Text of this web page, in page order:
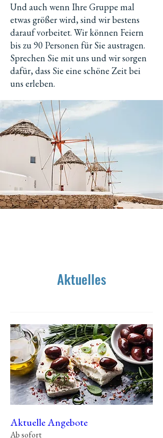
Und auch wenn Ihre Gruppe mal
etwas größer wird, sind wir bestens
darauf vorbeitet. Wir können Feiern
bis zu 90 Personen für Sie austragen.
Sprechen Sie mit uns und wir sorgen
dafür, dass Sie eine schöne Zeit bei
uns erleben.
Aktuelles
Aktuelle Angebote
Ab sofort